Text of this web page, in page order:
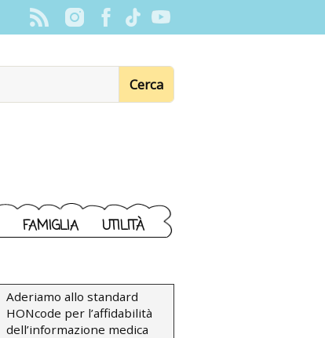
FAMIGLIA UTILITÀ
Aderiamo allo standard
HONcode per l’affidabilità
dell’informazione medica